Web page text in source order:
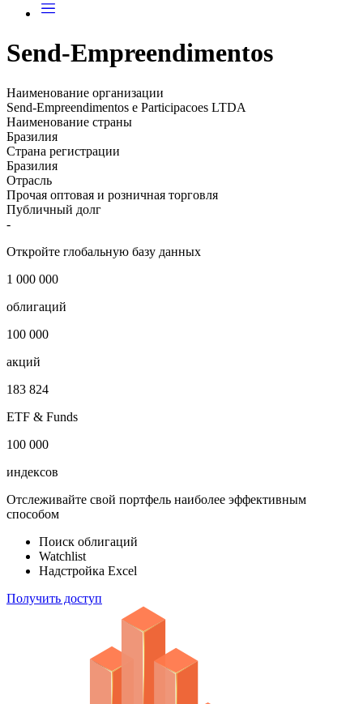
Send-Empreendimentos
Наименование организации
Send-Empreendimentos e Participacoes LTDA
Наименование страны
Бразилия
Страна регистрации
Бразилия
Отрасль
Прочая оптовая и розничная торговля
Публичный долг
-
Откройте глобальную базу данных
1 000 000
облигаций
100 000
акций
183 824
ETF & Funds
100 000
индексов
Отслеживайте свой портфель наиболее эффективным
способом
Поиск облигаций
Watchlist
Надстройка Excel
Получить доступ